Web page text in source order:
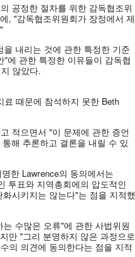
공정한 절차를 위한 감독협조위
, "감독협조위원회가 장정에서 제
내리는 것에 관한 특정한 기준
에 관한 특정한 이유들이 감독협
않았다.
때문에 참석하지 못한 Beth
적으면서 "이 문제에 관한 증언
해 추론하고 결론을 내릴 수 있
한 Lawrence의 동의에서는
투표와 지역총회에의 압도적인
시키지는 않는다"는 점을 지적했
수많은 오류"에 관한 사법위원
만 "그리 분명하지 않은 과정으로
의 의견에 동의한다는 점을 지적